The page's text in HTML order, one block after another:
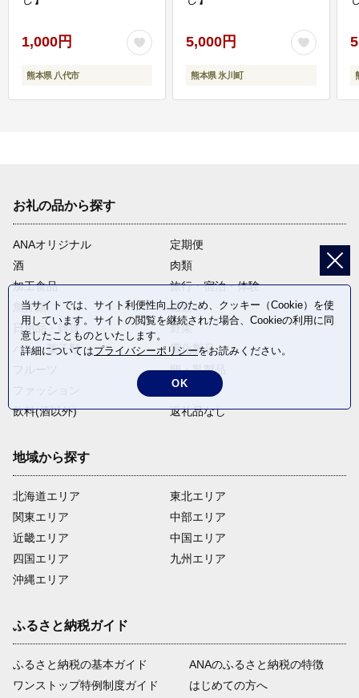
1,000円
熊本県 八代市
5,000円
熊本県 氷川町
お礼の品から探す
ANAオリジナル
定期便
酒
肉類
加工食品
旅行・宿泊・体験
魚介類
麺類
日用品・雑貨
野菜
パン・菓子類
電化製品
卵・乳製品
米・穀物
飲料(酒以外)
返礼品なし
地域から探す
北海道エリア
関東エリア
近畿エリア
四国エリア
沖縄エリア
東北エリア
中部エリア
中国エリア
九州エリア
ふるさと納税ガイド
ふるさと納税の基本ガイド
ワンストップ特例制度ガイド
ANAのふるさと納税の特徴
はじめての方へ
当サイトでは、サイト利便性向上のため、クッキー（Cookie）を使
用しています。サイトの閲覧を継続された場合、Cookieの利用に同
意したことものといたします。
詳細についてはプライバシーポリシーをお読みください。
OK